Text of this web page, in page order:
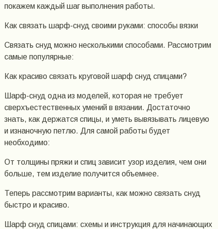
покажем каждый шаг выполнения работы.
Как связать шарф-снуд своими руками: способы вязки
Связать снуд можно несколькими способами. Рассмотрим
самые популярные:
Как красиво связать круговой шарф снуд спицами?
Шарф-снуд одна из моделей, которая не требует
сверхъестественных умений в вязании. Достаточно
знать, как держатся спицы, и уметь вывязывать лицевую
и изнаночную петлю. Для самой работы будет
необходимо:
От толщины пряжи и спиц зависит узор изделия, чем они
больше, тем изделие получится объемнее.
Теперь рассмотрим варианты, как можно связать снуд
быстро и красиво.
Шарф снуд спицами: схемы и инструкция для начинающих